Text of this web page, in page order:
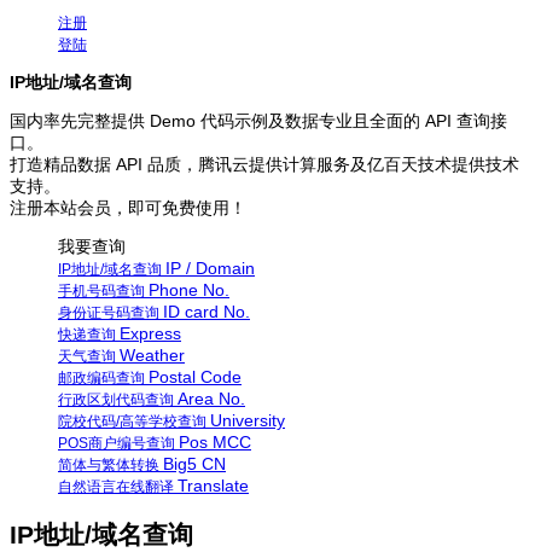
注册
登陆
IP地址/域名查询
国内率先完整提供 Demo 代码示例及数据专业且全面的 API 查询接
口。
打造精品数据 API 品质，腾讯云提供计算服务及亿百天技术提供技术
支持。
注册本站会员，即可免费使用！
我要查询
IP地址/域名查询 IP / Domain
手机号码查询 Phone No.
身份证号码查询 ID card No.
快递查询 Express
天气查询 Weather
邮政编码查询 Postal Code
行政区划代码查询 Area No.
院校代码/高等学校查询 University
POS商户编号查询 Pos MCC
简体与繁体转换 Big5 CN
自然语言在线翻译 Translate
IP地址/域名查询